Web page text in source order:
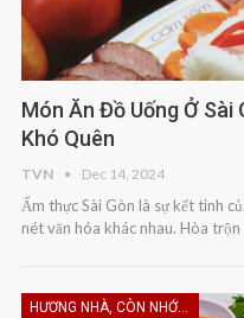
Món Ăn Đồ Uống Ở Sài
Khó Quên
TVN Dec 14, 2024
Ẩm thực Sài Gòn là sự kết tinh
nét văn hóa khác nhau. Hòa
HƯƠNG NHÀ, CÒN NHỚ KHÔNG EM